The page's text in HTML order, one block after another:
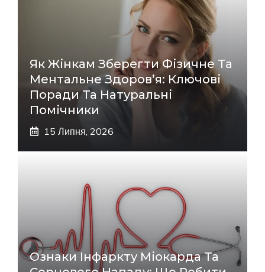
Як Жінкам Зберегти Фізичне Та
Ментальне Здоров’я: Ключові
Поради Та Натуральні
Помічники
15 Липня, 2026
Ознаки Інфаркту Міокарда Та